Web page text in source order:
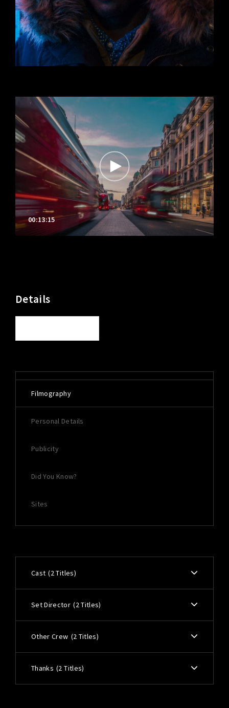
00:13:15
Details
Filmography
Personal Details
Publicity
Did You Know?
Sites
Cast 2 Titles
Set Director 2 Titles
Other Crew 2 Titles
Thanks 2 Titles